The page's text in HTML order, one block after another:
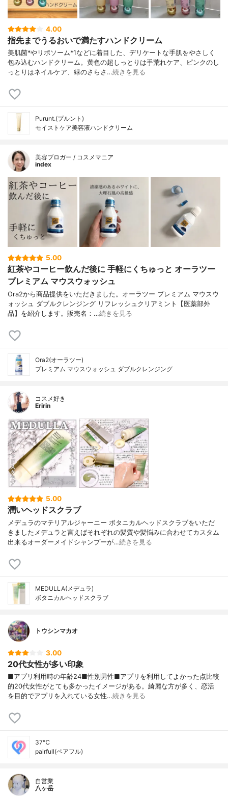
4.00
指先までうるおいで満たすハンドクリーム
美肌菌*やリポソーム*1などに着目した、デリケートな手肌をやさしく
包み込むハンドクリーム。黄色の超しっとりは手荒れケア、ピンクのし
っとりはネイルケア、緑のさらさ…続きを見る
Purunt.(プルント)
モイストケア美容液ハンドクリーム
美容ブロガー / コスメマニア
index
5.00
紅茶やコーヒー飲んだ後に 手軽にくちゅっと オーラツー
プレミアム マウスウォッシュ
Ora2から商品提供をいただきました。オーラツー プレミアム マウスウ
ォッシュ ダブルクレンジング リフレッシュクリアミント【医薬部外
品】を紹介します。販売名：…続きを見る
Ora2(オーラツー)
プレミアム マウスウォッシュ ダブルクレンジング
コスメ好き
Eririn
5.00
潤いヘッドスクラブ
メデュラのマテリアルジャーニー ボタニカルヘッドスクラブをいただ
きましたメデュラと言えばそれぞれの髪質や髪悩みに合わせてカスタム
出来るオーダーメイドシャンプーが…続きを見る
MEDULLA(メデュラ)
ボタニカルヘッドスクラブ
トウシンマカオ
3.00
20代女性が多い印象
■アプリ利用時の年齢24■性別男性■アプリを利用してよかった点比較
的20代女性がとても多かったイメージがある。綺麗な方が多く、恋活
を目的でアプリを入れている女性…続きを見る
37℃
pairfull(ペアフル)
自営業
八ヶ岳